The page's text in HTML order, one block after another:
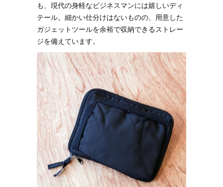
も、現代の身軽なビジネスマンには嬉しいディ
テール。細かい仕分けはないものの、用意した
ガジェットツールを余裕で収納できるストレー
ジを備えています。